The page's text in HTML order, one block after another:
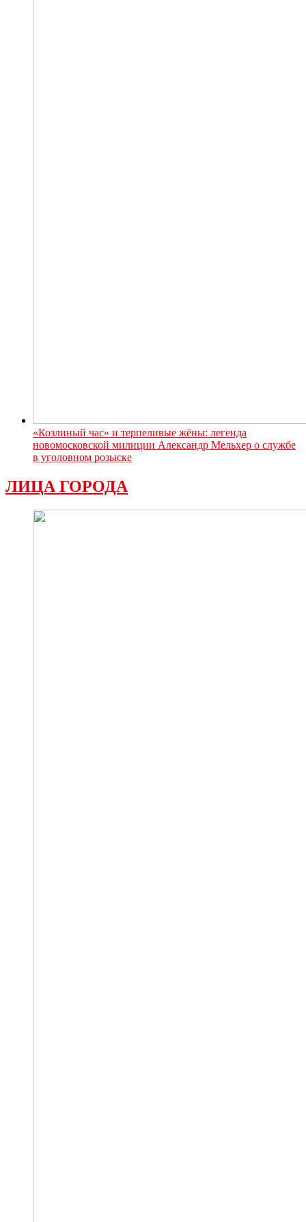
«Козлиный час» и терпеливые жёны: легенда
новомосковской милиции Александр Мельхер о службе
в уголовном розыске
ЛИЦА ГОРОДА